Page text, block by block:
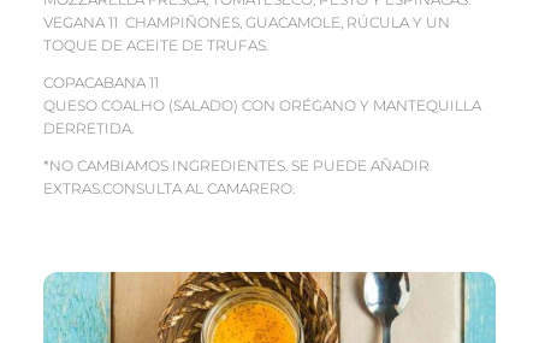
VEGANA 11 CHAMPIÑONES, GUACAMOLE, RÚCULA Y UN
TOQUE DE ACEITE DE TRUFAS.
COPACABANA 11
QUESO COALHO (SALADO) CON ORÉGANO Y MANTEQUILLA
DERRETIDA.
*NO CAMBIAMOS INGREDIENTES. SE PUEDE AÑADIR
EXTRAS.CONSULTA AL CAMARERO.